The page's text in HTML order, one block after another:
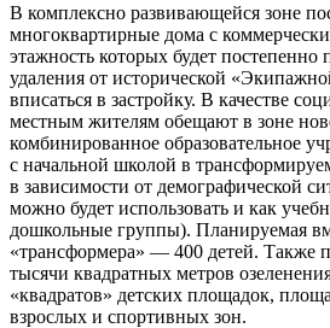
В комплексно развивающейся зоне
многоквартирные дома с
этажность которых будет
удаления от исторической
вписаться в застройку. В качестве
местным жителям обещают в зоне
комбинированное образовательное
с начальной школой в
в зависимости от демографической
можно будет использовать и как
дошкольные группы). Планируемая
«трансформера» — 400 детей. Также
тысячи квадратных метров
«квадратов» детских площадок,
взрослых и спортивных зон.